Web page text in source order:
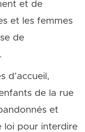
et de
et les femmes
de
d’accueil,
de la rue
et
loi pour interdire